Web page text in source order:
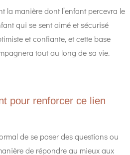
la manière dont l’enfant percevra le
qui se sent aimé et sécurisé
et confiante, et cette base
tout au long de sa vie.
pour renforcer ce lien
de se poser des questions ou
de répondre au mieux aux